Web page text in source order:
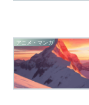
アニメ・マンガ